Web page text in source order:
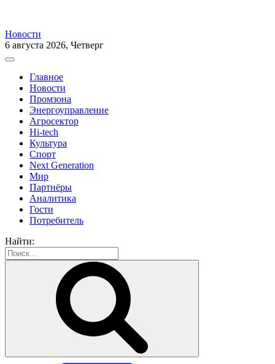
Новости
6 августа 2026, Четверг
Главное
Новости
Промзона
Энергоуправление
Агросектор
Hi-tech
Культура
Спорт
Next Generation
Мир
Партнёры
Аналитика
Гости
Потребитель
Найти: